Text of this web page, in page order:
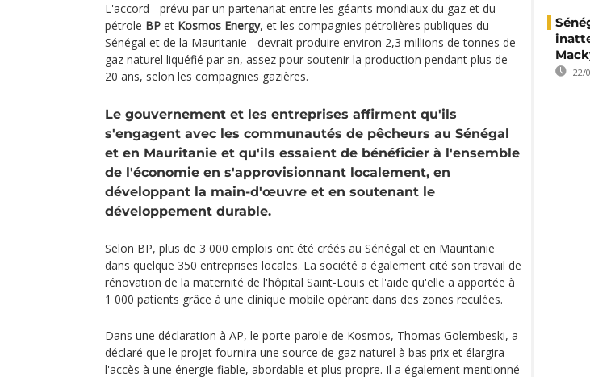
L'accord - prévu par un partenariat entre les géants mondiaux du gaz et du
pétrole BP et Kosmos Energy, et les compagnies pétrolières publiques du
Sénégal et de la Mauritanie - devrait produire environ 2,3 millions de tonnes de
gaz naturel liquéfié par an, assez pour soutenir la production pendant plus de
20 ans, selon les compagnies gazières.
Le gouvernement et les entreprises affirment qu'ils
s'engagent avec les communautés de pêcheurs au Sénégal
et en Mauritanie et qu'ils essaient de bénéficier à l'ensemble
de l'économie en s'approvisionnant localement, en
développant la main-d'œuvre et en soutenant le
développement durable.
Selon BP, plus de 3 000 emplois ont été créés au Sénégal et en Mauritanie
dans quelque 350 entreprises locales. La société a également cité son travail de
rénovation de la maternité de l'hôpital Saint-Louis et l'aide qu'elle a apportée à
1 000 patients grâce à une clinique mobile opérant dans des zones reculées.
Dans une déclaration à AP, le porte-parole de Kosmos, Thomas Golembeski, a
déclaré que le projet fournira une source de gaz naturel à bas prix et élargira
l'accès à une énergie fiable, abordable et plus propre. Il a également mentionné
22/